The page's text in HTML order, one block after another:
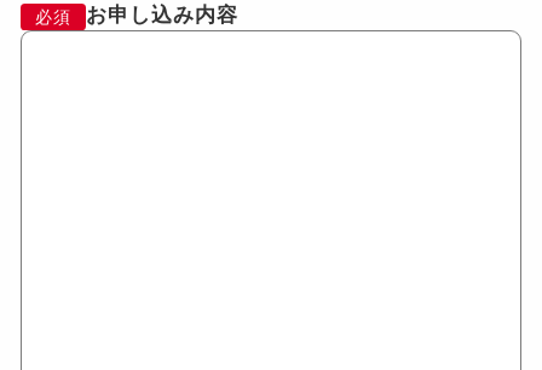
お申し込み内容
必須